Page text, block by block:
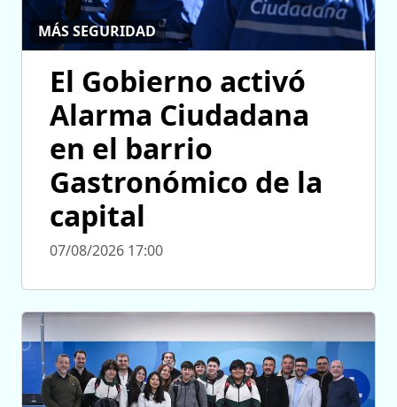
MÁS SEGURIDAD
El Gobierno activó
Alarma Ciudadana
en el barrio
Gastronómico de la
capital
07/08/2026 17:00